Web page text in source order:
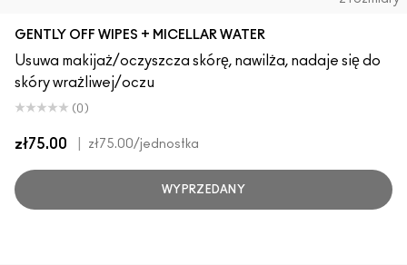
GENTLY OFF WIPES + MICELLAR WATER
Usuwa makijaż/oczyszcza skórę, nawilża, nadaje się do
skóry wrażliwej/oczu
(0)
zł75.00 zł75.00/jednostka
WYPRZEDANY